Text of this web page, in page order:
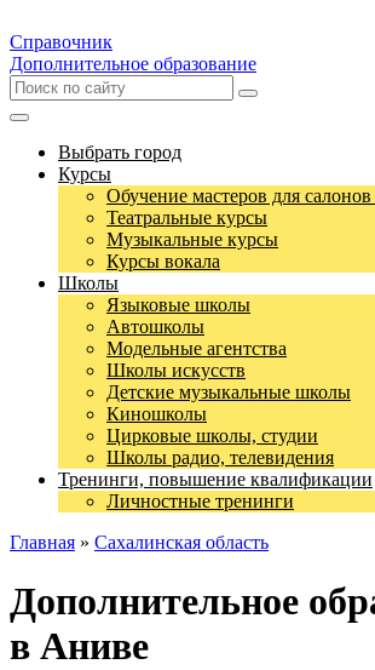
Справочник
Дополнительное образование
Выбрать город
Курсы
Обучение мастеров для
Театральные курсы
Музыкальные курсы
Курсы вокала
Школы
Языковые школы
Автошколы
Модельные агентства
Школы искусств
Детские музыкальные школы
Киношколы
Цирковые школы, студии
Школы радио, телевидения
Тренинги, повышение квалификации
Личностные тренинги
Главная » Сахалинская область
Дополнительное
в Аниве